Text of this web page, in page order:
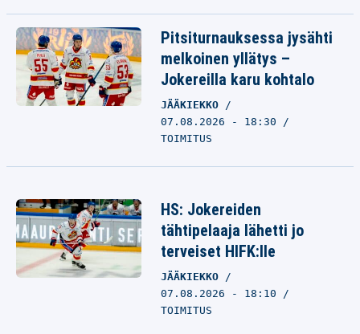
Pitsiturnauksessa jysähti
melkoinen yllätys –
Jokereilla karu kohtalo
JÄÄKIEKKO
07.08.2026 - 18:30
TOIMITUS
HS: Jokereiden
tähtipelaaja lähetti jo
terveiset HIFK:lle
JÄÄKIEKKO
07.08.2026 - 18:10
TOIMITUS